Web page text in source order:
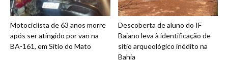
Motociclista de 63 anos morre
após ser atingido por van na
BA-161, em Sítio do Mato
Descoberta de aluno do IF
Baiano leva à identificação de
sítio arqueológico inédito na
Bahia